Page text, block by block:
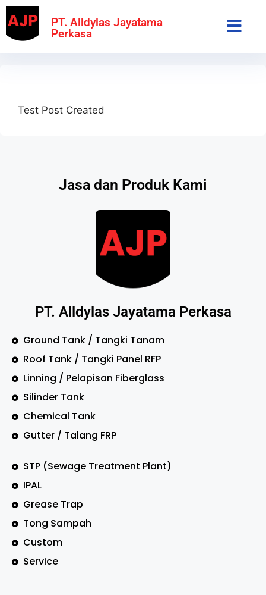
PT. Alldylas Jayatama
Perkasa
Test Post Created
Jasa dan Produk Kami
PT. Alldylas Jayatama Perkasa
Ground Tank / Tangki Tanam
Roof Tank / Tangki Panel RFP
Linning / Pelapisan Fiberglass
Silinder Tank
Chemical Tank
Gutter / Talang FRP
STP (Sewage Treatment Plant)
IPAL
Grease Trap
Tong Sampah
Custom
Service